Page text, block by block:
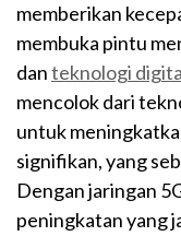
memberikan
membuka pintu
danteknologi
mencolok dari
untuk
signifikan, yang
Dengan jaringan
peningkatan yang